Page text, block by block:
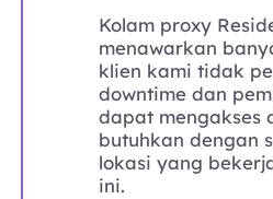
Kolam proxy
menawarkan
klien kami tidak
downtime dan
dapat mengakses
butuhkan dengan
lokasi yang
ini.